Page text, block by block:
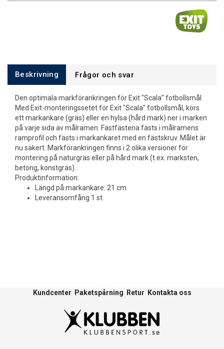
Beskrivning Frågor och svar
Den optimala markförankringen för Exit "Scala" fotbollsmål
Med Exit-monteringssetet för Exit "Scala" fotbollsmål, körs
ett markankare (gräs) eller en hylsa (hård mark) ner i marken
på varje sida av målramen. Fästfästena fästs i målramens
ramprofil och fästs i markankaret med en fästskruv. Målet är
nu säkert. Markförankringen finns i 2 olika versioner för
montering på naturgräs eller på hård mark (t.ex. marksten,
betong, konstgräs).
Produktinformation:
Längd på markankare: 21 cm
Leveransomfång 1 st.
Kundcenter Paketspårning Retur Kontakta oss